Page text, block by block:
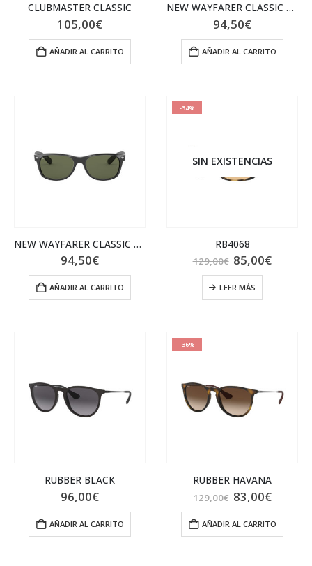
CLUBMASTER CLASSIC
105,00€
AÑADIR AL CARRITO
NEW WAYFARER CLASSIC RB2132 622
94,50€
AÑADIR AL CARRITO
NEW WAYFARER CLASSIC 0RB2132_901L
94,50€
AÑADIR AL CARRITO
-34%
SIN EXISTENCIAS
RB4068
129,00€ El
precio
original
era:
129,00€.
85,00€El
LEER MÁS
RUBBER BLACK
96,00€
AÑADIR AL CARRITO
-36%
RUBBER HAVANA
129,00€ El
precio
original
era:
129,00€.
83,00€El
actual
es:
83,00€.
AÑADIR AL CARRITO